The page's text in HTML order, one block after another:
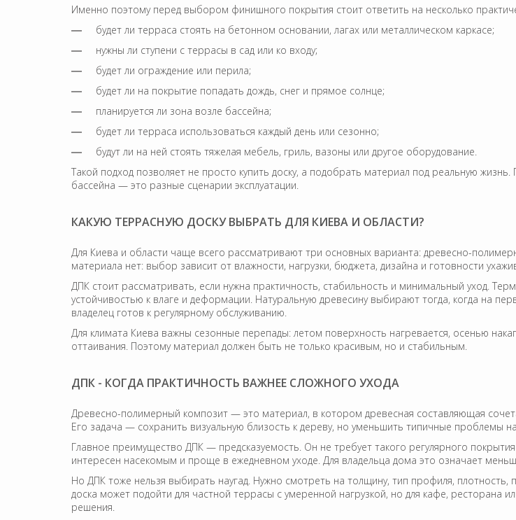
Именно поэтому перед выбором финишного покрытия стоит ответить на несколько
будет ли терраса стоять на бетонном основании, лагах или металлическом каркасе;
нужны ли ступени с террасы в сад или ко входу;
будет ли ограждение или перила;
будет ли на покрытие попадать дождь, снег и прямое солнце;
планируется ли зона возле бассейна;
будет ли терраса использоваться каждый день или сезонно;
будут ли на ней стоять тяжелая мебель, гриль, вазоны или другое оборудование.
Такой подход позволяет не просто купить доску, а подобрать материал под реальную
бассейна — это разные сценарии эксплуатации.
КАКУЮ ТЕРРАСНУЮ ДОСКУ ВЫБРАТЬ ДЛЯ КИЕВА И ОБЛАСТИ?
Для Киева и области чаще всего рассматривают три основных варианта: древесно-
материала нет: выбор зависит от влажности, нагрузки, бюджета, дизайна и готовности
ДПК стоит рассматривать, если нужна практичность, стабильность и минимальный уход.
устойчивостью к влаге и деформации. Натуральную древесину выбирают тогда, когда на
владелец готов к регулярному обслуживанию.
Для климата Киева важны сезонные перепады: летом поверхность нагревается, осенью
оттаивания. Поэтому материал должен быть не только красивым, но и стабильным.
ДПК - КОГДА ПРАКТИЧНОСТЬ ВАЖНЕЕ СЛОЖНОГО УХОДА
Древесно-полимерный композит — это материал, в котором древесная составляющая
Его задача — сохранить визуальную близость к дереву, но уменьшить типичные проблемы
Главное преимущество ДПК — предсказуемость. Он не требует такого регулярного
интересен насекомым и проще в ежедневном уходе. Для владельца дома это означает
Но ДПК тоже нельзя выбирать наугад. Нужно смотреть на толщину, тип профиля, плотность,
доска может подойти для частной террасы с умеренной нагрузкой, но для кафе, ресторана
решения.